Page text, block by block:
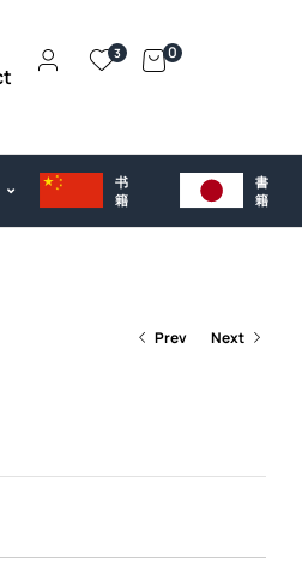
3 0
书
籍
書
籍
Prev Next